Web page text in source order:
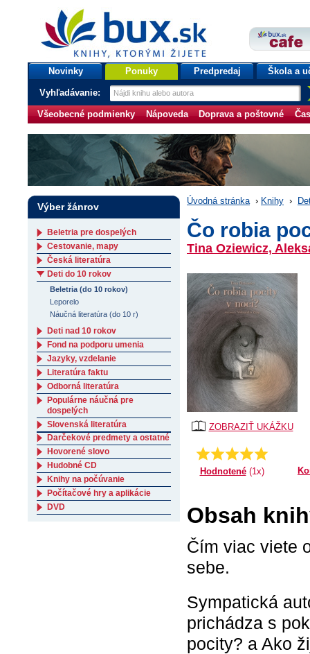
bux.sk
knihy, ktorými žijete
Úvodná stránka
Novinky Ponuky Predpredaj Škola a
Vyhľadávanie:
Všeobecné podmienky Nápoveda Doprava a poštovné
Úvodná stránka › Knihy ›
Čo robia
Tina Oziewicz,
ZOBRAZIŤ UKÁŽKU
Priemer:
5.0
Hodnotené(1x)
Obsah
Čím viac viete
sebe.
Sympatická
prichádza s
pocity? a Ako
Výber žánrov
Beletria pre dospelých
Cestovanie, mapy
Česká literatúra
Deti do 10 rokov
Beletria (do 10 rokov)
Leporelo
Náučná literatúra (do 10 r)
Deti nad 10 rokov
Fond na podporu umenia
Jazyky, vzdelanie
Literatúra faktu
Odborná literatúra
Populárne náučná pre
dospelých
Slovenská literatúra
Darčekové predmety a ostatné
Hovorené slovo
Hudobné CD
Knihy na počúvanie
Počítačové hry a aplikácie
DVD